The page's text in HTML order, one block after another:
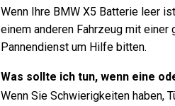
Wenn Ihre BMW X5 Batterie leer
einem anderen Fahrzeug mit
Pannendienst um Hilfe bitten.
Was sollte ich tun, wenn eine
Wenn Sie Schwierigkeiten haben,